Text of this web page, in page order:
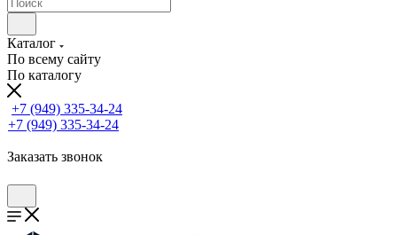
Каталог
По всему сайту
По каталогу
+7 (949) 335-34-24
+7 (949) 335-34-24
Заказать звонок